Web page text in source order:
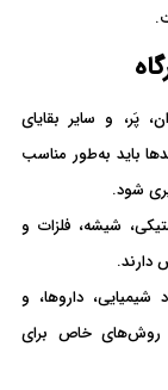
پَر، و سایر بقایای
باید به‌طور مناسب
شود.
شیشه، فلزات و
دارند.
داروها، و
روش‌های خاص برای